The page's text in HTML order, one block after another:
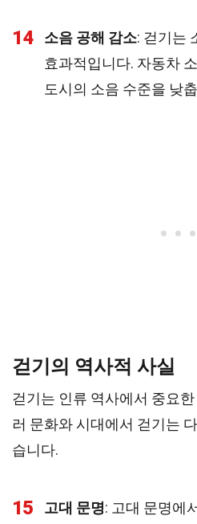
14 소음 공해 감소: 걷기는
효과적입니다. 자동차
도시의 소음 수준을 낮
걷기의 역사적 사실
걷기는 인류 역사에서 중요
러 문화와 시대에서 걷기는
습니다.
15 고대 문명: 고대 문명에